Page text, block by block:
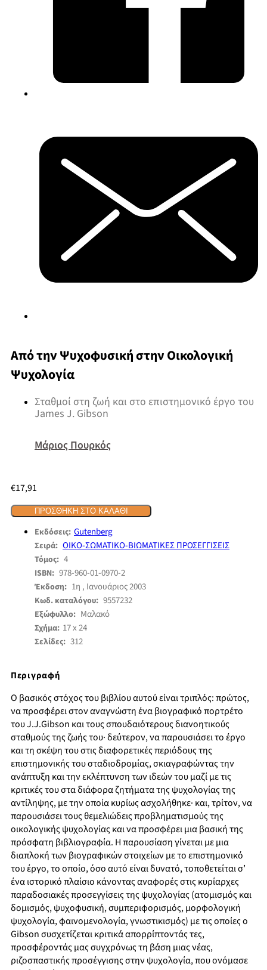
Από την Ψυχοφυσική στην Οικολογική
Ψυχολογία
Σταθμοί στη ζωή και στο επιστημονικό έργο του
James J. Gibson
Μάριος Πουρκός
€17,91
ΠΡΟΣΘΉΚΗ ΣΤΟ ΚΑΛΆΘΙ
Εκδόσεις: Gutenberg
Σειρά: ΟΙΚΟ-ΣΩΜΑΤΙΚΟ-ΒΙΩΜΑΤΙΚΕΣ ΠΡΟΣΕΓΓΙΣΕΙΣ
Τόμος: 4
ISBN: 978-960-01-0970-2
Έκδοση: 1η , Ιανουάριος 2003
Κωδ. καταλόγου: 9557232
Εξώφυλλο: Μαλακό
Σχήμα: 17 x 24
Σελίδες: 312
Περιγραφή
Ο βασικός στόχος του βιβλίου αυτού είναι τριπλός: πρώτος,
να προσφέρει στον αναγνώστη ένα βιογραφικό πορτρέτο
του J.J.Gibson και τους σπουδαιότερους διανοητικούς
σταθμούς της ζωής του· δεύτερον, να παρουσιάσει το έργο
και τη σκέψη του στις διαφορετικές περιόδους της
επιστημονικής του σταδιοδρομίας, σκιαγραφώντας την
ανάπτυξη και την εκλέπτυνση των ιδεών του μαζί με τις
κριτικές του στα διάφορα ζητήματα της ψυχολογίας της
αντίληψης, με την οποία κυρίως ασχολήθηκε· και, τρίτον, να
παρουσιάσει τους θεμελιώδεις προβληματισμούς της
οικολογικής ψυχολογίας και να προσφέρει μια βασική της
πρόσφατη βιβλιογραφία. Η παρουσίαση γίνεται με μια
διαπλοκή των βιογραφικών στοιχείων με το επιστημονικό
του έργο, το οποίο, όσο αυτό είναι δυνατό, τοποθετείται σ’
ένα ιστορικό πλαίσιο κάνοντας αναφορές στις κυρίαρχες
παραδοσιακές προσεγγίσεις της ψυχολογίας (ατομισμός και
δομισμός, ψυχοφυσική, συμπεριφορισμός, μορφολογική
ψυχολογία, φαινομενολογία, γνωστικισμός) με τις οποίες ο
Gibson συσχετίζεται κριτικά απορρίπτοντάς τες,
προσφέροντάς μας συγχρόνως τη βάση μιας νέας,
ριζοσπαστικής προσέγγισης στην ψυχολογία, που ονόμασε